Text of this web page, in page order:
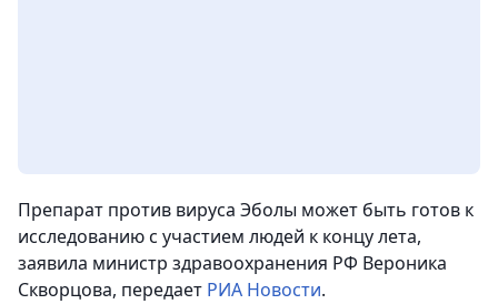
Препарат против вируса Эболы может быть готов к
исследованию с участием людей к концу лета,
заявила министр здравоохранения РФ Вероника
Скворцова, передает РИА Новости.